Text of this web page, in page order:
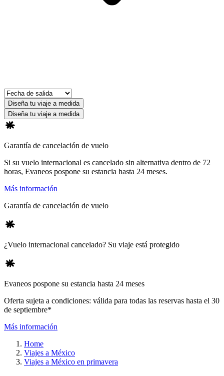
Diseña tu viaje a medida
Diseña tu viaje a medida
Garantía de cancelación de vuelo
Si su vuelo internacional es cancelado sin alternativa dentro de 72
horas, Evaneos pospone su estancia hasta 24 meses.
Más información
Garantía de cancelación de vuelo
¿Vuelo internacional cancelado? Su viaje está protegido
Evaneos pospone su estancia hasta 24 meses
Oferta sujeta a condiciones: válida para todas las reservas hasta el 30
de septiembre*
Más información
Home
Viajes a México
Viajes a México en primavera